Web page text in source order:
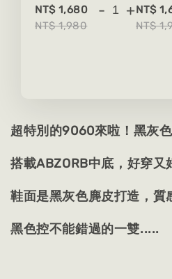
NT$ 1,680
NT$ 1,980
- +NT$
NT$
超特別的9060來啦！黑灰
搭載ABZORB中底，好穿又
鞋面是黑灰色麂皮打造，質
黑色控不能錯過的一雙.....